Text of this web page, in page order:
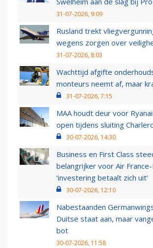
31-07-2026, 9:09
Rusland trekt
wegens zorgen over
31-07-2026, 8:03
Wachttijd afgifte
monteurs neemt af, maar
31-07-2026, 7:15
MAA houdt deur voor
open tijdens sluiting
30-07-2026, 14:30
Business en First Class
belangrijker voor Air France-
‘investering betaalt zich uit’
30-07-2026, 12:10
Nabestaanden
Duitse staat aan, maar
bot
30-07-2026, 11:58